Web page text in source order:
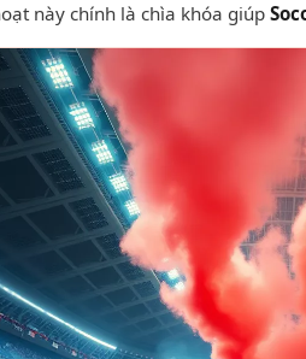
này chính là chìa khóa giúp